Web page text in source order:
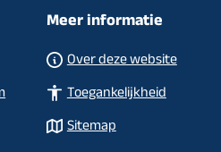
externe
(Verwijst
Meer informatie
Over deze website
Toegankelijkheid
Sitemap